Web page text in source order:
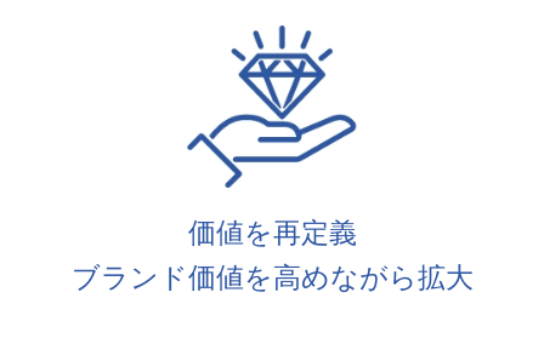
価値を再定義
ブランド価値を高めながら拡大